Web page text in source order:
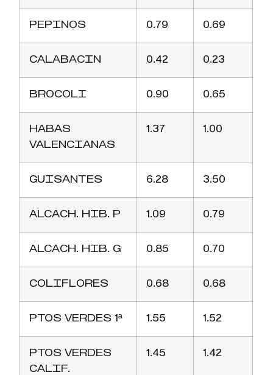
PEPINOS 0.79 0.69
CALABACIN 0.42 0.23
BROCOLI 0.90 0.65
HABAS
VALENCIANAS
1.37 1.00
GUISANTES 6.28 3.50
ALCACH. HIB. P 1.09 0.79
ALCACH. HIB. G 0.85 0.70
COLIFLORES 0.68 0.68
PTOS VERDES 1ª 1.55 1.52
PTOS VERDES
CALIF.
1.45 1.42